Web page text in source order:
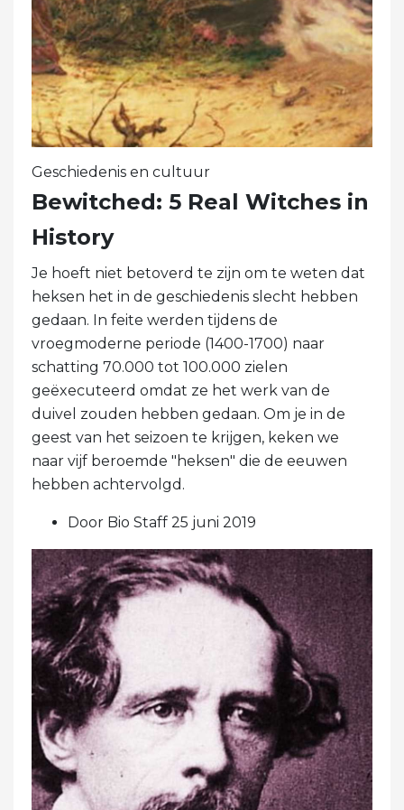
Geschiedenis en cultuur
Bewitched: 5 Real Witches in
History
Je hoeft niet betoverd te zijn om te weten dat
heksen het in de geschiedenis slecht hebben
gedaan. In feite werden tijdens de
vroegmoderne periode (1400-1700) naar
schatting 70.000 tot 100.000 zielen
geëxecuteerd omdat ze het werk van de
duivel zouden hebben gedaan. Om je in de
geest van het seizoen te krijgen, keken we
naar vijf beroemde "heksen" die de eeuwen
hebben achtervolgd.
Door Bio Staff 25 juni 2019